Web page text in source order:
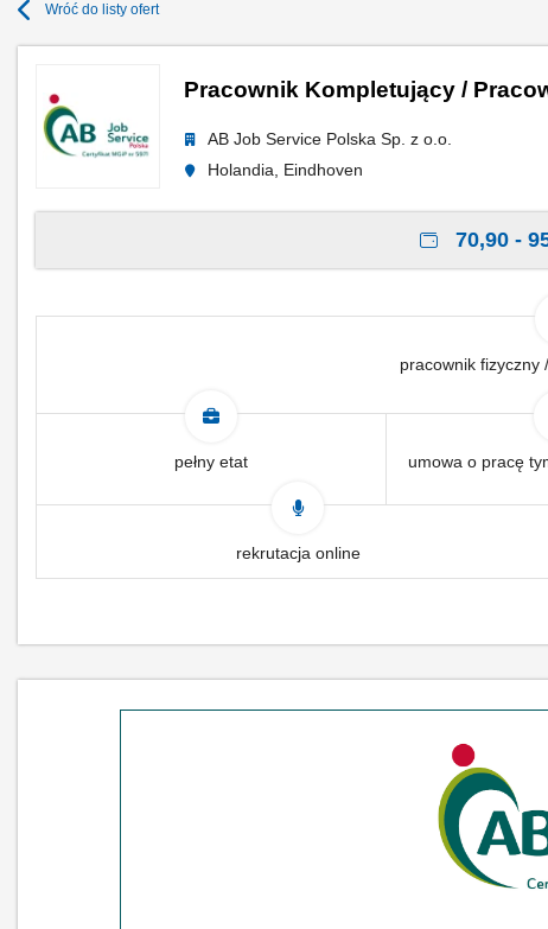
Wróć do listy ofert
Pracownik Kompletujący /
AB Job Service Polska Sp. z o.o.
Holandia, Eindhoven
70,90 -
pracownik fizyczny
pełny etat umowa o pracę
rekrutacja online